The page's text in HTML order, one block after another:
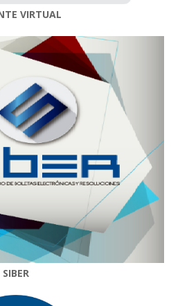
VIRTUAL
SIBER